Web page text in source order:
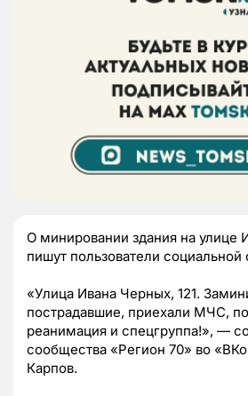
О минировании здания на улице
пишут пользователи социальной
«Улица Ивана Черных, 121.
пострадавшие, приехали МЧС,
реанимация и спецгруппа!», —
сообщества «Регион 70» во
Карпов.